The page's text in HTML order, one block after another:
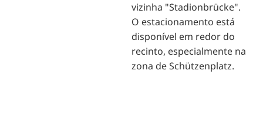
vizinha "Stadionbrücke".
O estacionamento está
disponível em redor do
recinto, especialmente na
zona de Schützenplatz.